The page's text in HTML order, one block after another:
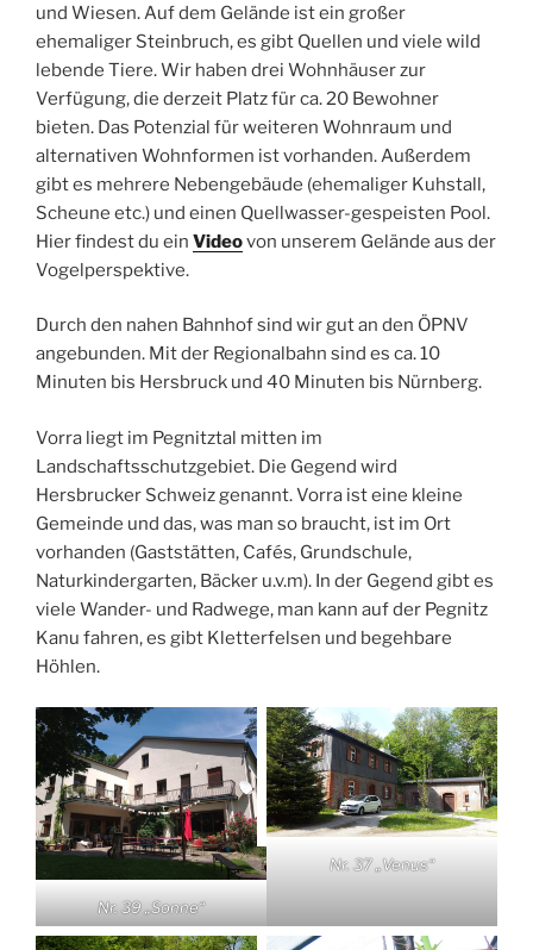
und Wiesen. Auf dem Gelände ist ein großer
ehemaliger Steinbruch, es gibt Quellen und viele wild
lebende Tiere. Wir haben drei Wohnhäuser zur
Verfügung, die derzeit Platz für ca. 20 Bewohner
bieten. Das Potenzial für weiteren Wohnraum und
alternativen Wohnformen ist vorhanden. Außerdem
gibt es mehrere Nebengebäude (ehemaliger Kuhstall,
Scheune etc.) und einen Quellwasser-gespeisten Pool.
Hier findest du ein Videovon unserem Gelände aus der
Vogelperspektive.
Durch den nahen Bahnhof sind wir gut an den ÖPNV
angebunden. Mit der Regionalbahn sind es ca. 10
Minuten bis Hersbruck und 40 Minuten bis Nürnberg.
Vorra liegt im Pegnitztal mitten im
Landschaftsschutzgebiet. Die Gegend wird
Hersbrucker Schweiz genannt. Vorra ist eine kleine
Gemeinde und das, was man so braucht, ist im Ort
vorhanden (Gaststätten, Cafés, Grundschule,
Naturkindergarten, Bäcker u.v.m). In der Gegend gibt es
viele Wander- und Radwege, man kann auf der Pegnitz
Kanu fahren, es gibt Kletterfelsen und begehbare
Höhlen.
Nr. 39 „Sonne“
Nr. 37 „Venus“